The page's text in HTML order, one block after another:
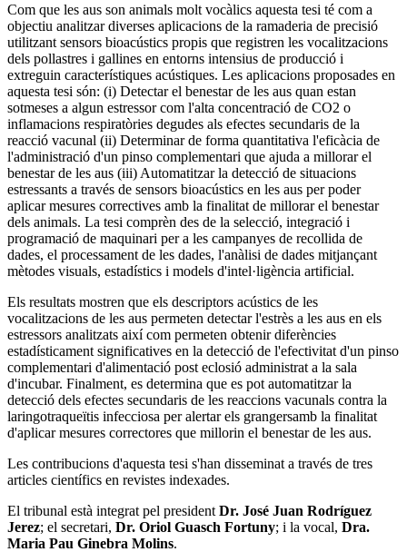
Com que les aus son animals molt vocàlics aquesta tesi té com a
objectiu analitzar diverses aplicacions de la ramaderia de precisió
utilitzant sensors bioacústics propis que registren les vocalitzacions
dels pollastres i gallines en entorns intensius de producció i
extreguin característiques acústiques. Les aplicacions proposades en
aquesta tesi són: (i) Detectar el benestar de les aus quan estan
sotmeses a algun estressor com l'alta concentració de CO2 o
inflamacions respiratòries degudes als efectes secundaris de la
reacció vacunal (ii) Determinar de forma quantitativa l'eficàcia de
l'administració d'un pinso complementari que ajuda a millorar el
benestar de les aus (iii) Automatitzar la detecció de situacions
estressants a través de sensors bioacústics en les aus per poder
aplicar mesures correctives amb la finalitat de millorar el benestar
dels animals. La tesi comprèn des de la selecció, integració i
programació de maquinari per a les campanyes de recollida de
dades, el processament de les dades, l'anàlisi de dades mitjançant
mètodes visuals, estadístics i models d'intel·ligència artificial.
Els resultats mostren que els descriptors acústics de les
vocalitzacions de les aus permeten detectar l'estrès a les aus en els
estressors analitzats així com permeten obtenir diferències
estadísticament significatives en la detecció de l'efectivitat d'un pinso
complementari d'alimentació post eclosió administrat a la sala
d'incubar. Finalment, es determina que es pot automatitzar la
detecció dels efectes secundaris de les reaccions vacunals contra la
laringotraqueïtis infecciosa per alertar els grangersamb la finalitat
d'aplicar mesures correctores que millorin el benestar de les aus.
Les contribucions d'aquesta tesi s'han disseminat a través de tres
articles científics en revistes indexades.
El tribunal està integrat pel president Dr. José Juan Rodríguez
Jerez; el secretari, Dr. Oriol Guasch Fortuny; i la vocal, Dra.
Maria Pau Ginebra Molins.